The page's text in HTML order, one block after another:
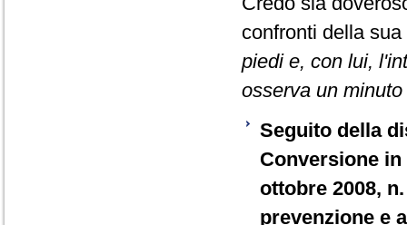
confronti della
piedi e, con lui,
osserva un
Seguito della
Conversione
ottobre 2008,
prevenzione e